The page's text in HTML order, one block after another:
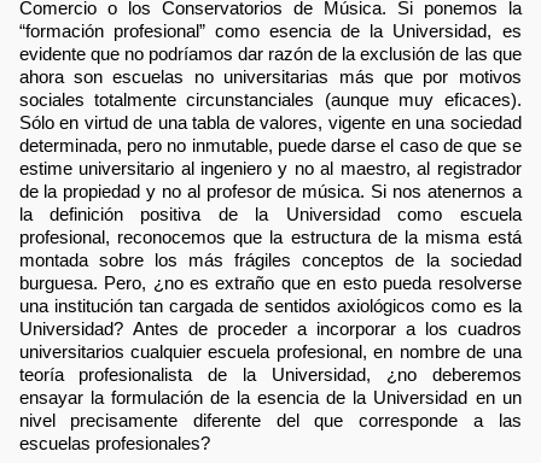
Comercio o los Conservatorios de Música. Si ponemos la
“formación profesional” como esencia de la Universidad, es
evidente que no podríamos dar razón de la exclusión de las que
ahora son escuelas no universitarias más que por motivos
sociales totalmente circunstanciales (aunque muy eficaces).
Sólo en virtud de una tabla de valores, vigente en una sociedad
determinada, pero no inmutable, puede darse el caso de que se
estime universitario al ingeniero y no al maestro, al registrador
de la propiedad y no al profesor de música. Si nos atenernos a
la definición positiva de la Universidad como escuela
profesional, reconocemos que la estructura de la misma está
montada sobre los más frágiles conceptos de la sociedad
burguesa. Pero, ¿no es extraño que en esto pueda resolverse
una institución tan cargada de sentidos axiológicos como es la
Universidad? Antes de proceder a incorporar a los cuadros
universitarios cualquier escuela profesional, en nombre de una
teoría profesionalista de la Universidad, ¿no deberemos
ensayar la formulación de la esencia de la Universidad en un
nivel precisamente diferente del que corresponde a las
escuelas profesionales?